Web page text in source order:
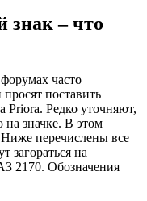
знак – что
часто
поставить
Priora. Редко уточняют,
на значке. В этом
перечислены все
загораться на
2170. Обозначения